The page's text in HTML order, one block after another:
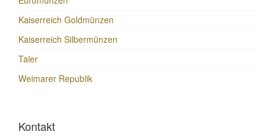
Kaiserreich Goldmünzen
Kaiserreich Silbermünzen
Taler
Weimarer Republik
Kontakt